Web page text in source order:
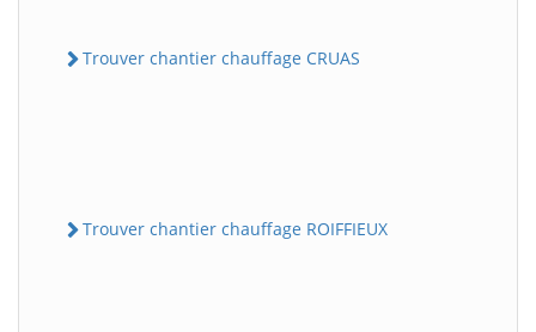
Trouver chantier chauffage CRUAS
Trouver chantier chauffage ROIFFIEUX